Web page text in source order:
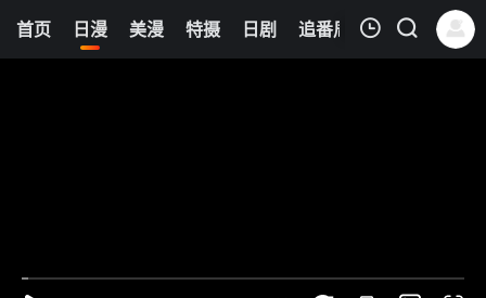
首页 日漫 美漫 特摄 日剧 追番周表 今日更新
6